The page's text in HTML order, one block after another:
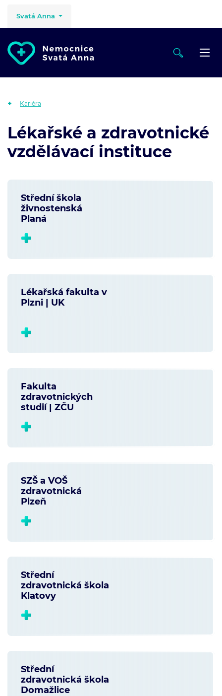
Svatá Anna
Kariéra
Lékařské a zdravotnické
vzdělávací instituce
Střední škola
živnostenská
Planá
Lékařská fakulta v
Plzni | UK
Fakulta
zdravotnických
studií | ZČU
SZŠ a VOŠ
zdravotnická
Plzeň
Střední
zdravotnická škola
Klatovy
Střední
zdravotnická škola
Domažlice